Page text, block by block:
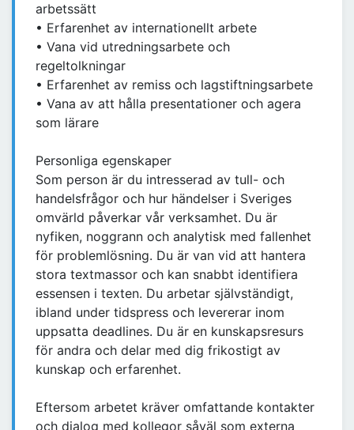
arbetssätt
• Erfarenhet av internationellt arbete
• Vana vid utredningsarbete och
regeltolkningar
• Erfarenhet av remiss och lagstiftningsarbete
• Vana av att hålla presentationer och agera
som lärare
Personliga egenskaper
Som person är du intresserad av tull- och
handelsfrågor och hur händelser i Sveriges
omvärld påverkar vår verksamhet. Du är
nyfiken, noggrann och analytisk med fallenhet
för problemlösning. Du är van vid att hantera
stora textmassor och kan snabbt identifiera
essensen i texten. Du arbetar självständigt,
ibland under tidspress och levererar inom
uppsatta deadlines. Du är en kunskapsresurs
för andra och delar med dig frikostigt av
kunskap och erfarenhet.
Eftersom arbetet kräver omfattande kontakter
och dialog med kollegor såväl som externa